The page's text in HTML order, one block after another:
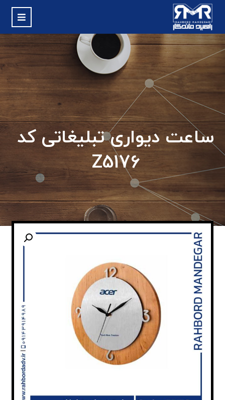
ساعت دیواری تبلیغاتی کد
Z5176